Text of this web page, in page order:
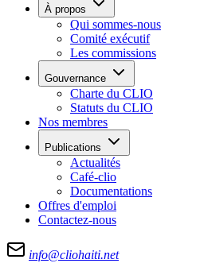
À propos
Qui sommes-nous
Comité exécutif
Les commissions
Gouvernance
Charte du CLIO
Statuts du CLIO
Nos membres
Publications
Actualités
Café-clio
Documentations
Offres d'emploi
Contactez-nous
info@cliohaiti.net